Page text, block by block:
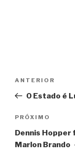
Post
Anterior
ANTERIOR
O Estado é
Próximo
PRÓXIMO
Dennis Hopper
Marlon Brando